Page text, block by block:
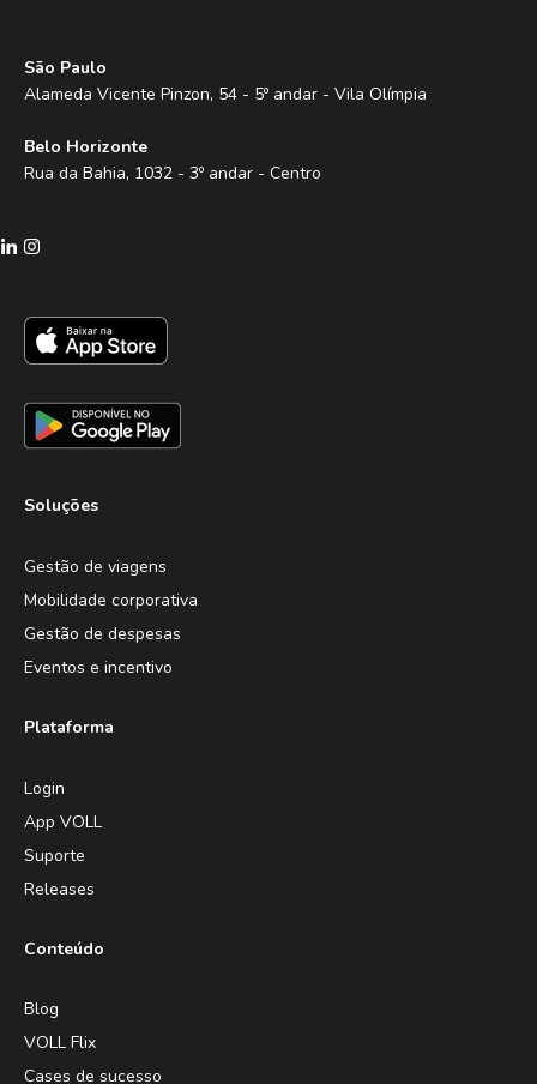
São Paulo
Alameda Vicente Pinzon, 54 - 5º andar - Vila Olímpia
Belo Horizonte
Rua da Bahia, 1032 - 3º andar - Centro
Soluções
Gestão de viagens
Mobilidade corporativa
Gestão de despesas
Eventos e incentivo
Plataforma
Login
App VOLL
Suporte
Releases
Conteúdo
Blog
VOLL Flix
Cases de sucesso